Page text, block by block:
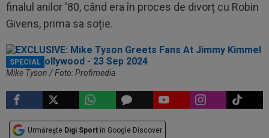
finalul anilor '80, când era în proces de divorț cu Robin
Givens, prima sa soție.
SPECIAL
Mike Tyson / Foto: Profimedia
Urmărește Digi Sport în Google Discover